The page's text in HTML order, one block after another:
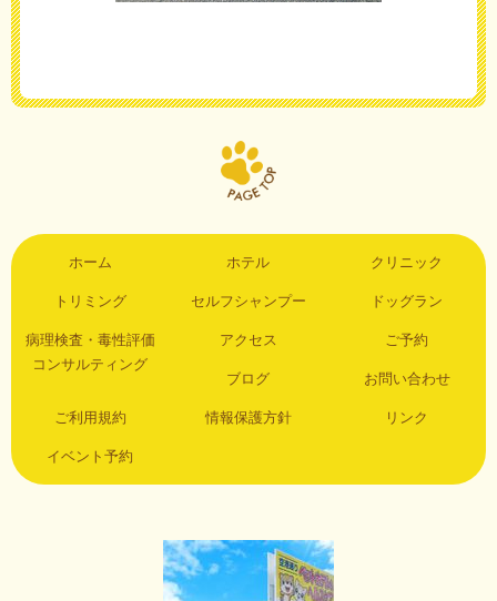
ホーム ホテル クリニック
トリミング セルフシャンプー ドッグラン
病理検査・毒性評価
コンサルティング
アクセス ご予約
ブログ お問い合わせ
ご利用規約 情報保護方針 リンク
イベント予約